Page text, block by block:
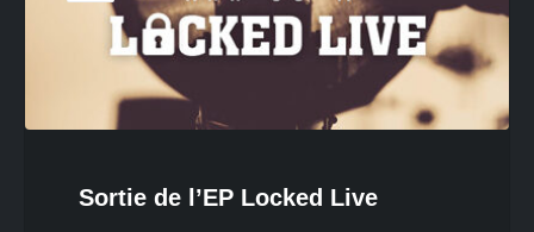
Sortie de l’EP Locked Live